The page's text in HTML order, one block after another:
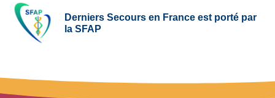
Derniers Secours en France est porté par
la SFAP